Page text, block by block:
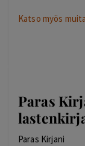
Katso myös
Paras
Paras Kirjani